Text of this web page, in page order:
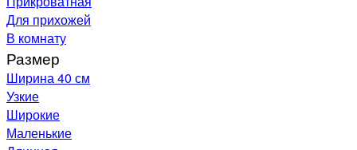
Для прихожей
В комнату
Размер
Ширина 40 см
Узкие
Широкие
Маленькие